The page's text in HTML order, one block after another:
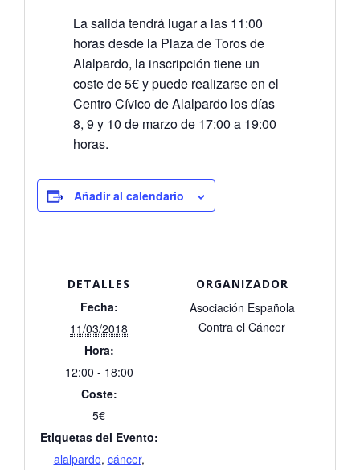
La salida tendrá lugar a las 11:00
horas desde la Plaza de Toros de
Alalpardo, la inscripción tiene un
coste de 5€ y puede realizarse en el
Centro Cívico de Alalpardo los días
8, 9 y 10 de marzo de 17:00 a 19:00
horas.
Añadir al calendario
DETALLES
Fecha:
11/03/2018
Hora:
12:00 - 18:00
Coste:
5€
Etiquetas del Evento:
alalpardo, cáncer,
ORGANIZADOR
Asociación Española
Contra el Cáncer